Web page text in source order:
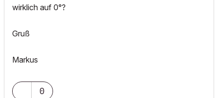
wirklich auf 0°?
Gruß
Markus
0